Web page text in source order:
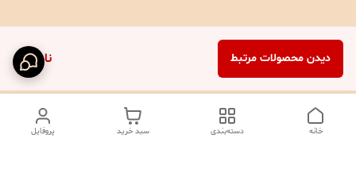
ناموجود دیدن محصولات مرتبط
پروفایل سبد خرید دسته‌بندی خانه